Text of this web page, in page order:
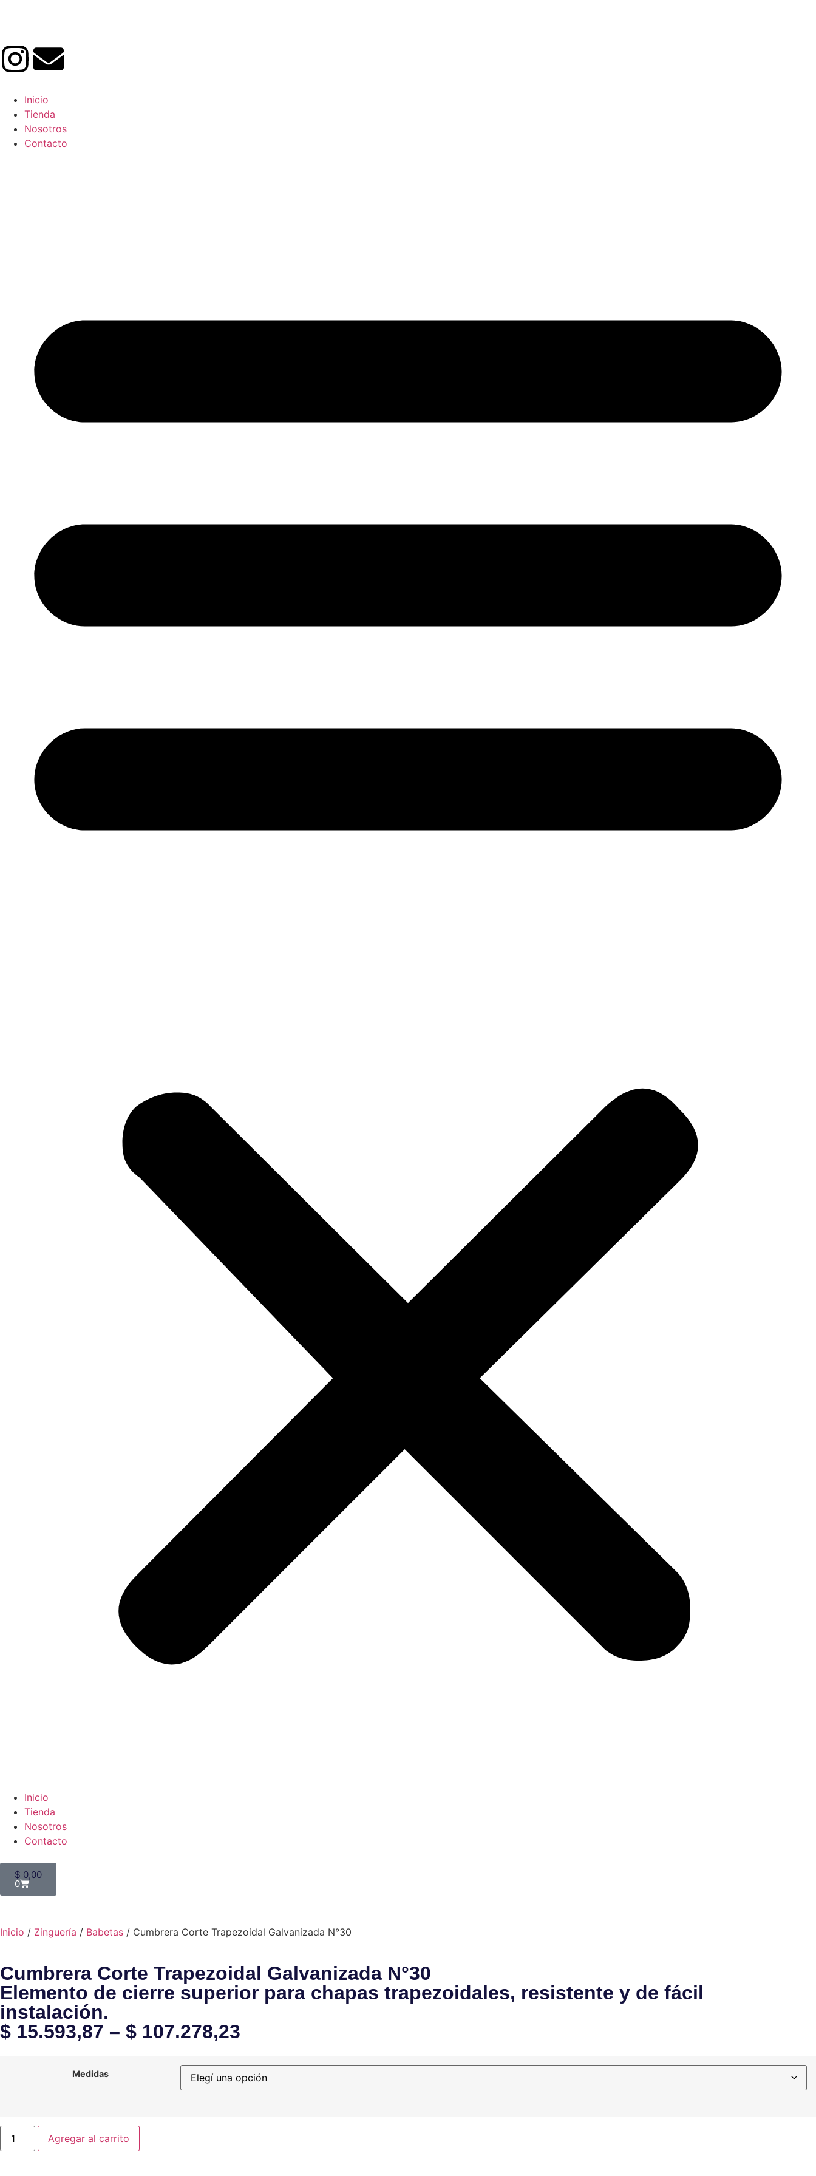
Inicio
Tienda
Nosotros
Contacto
Inicio
Tienda
Nosotros
Contacto
$ 0,00
0
Inicio / Zinguería / Babetas / Cumbrera Corte Trapezoidal Galvanizada N°30
Cumbrera Corte Trapezoidal Galvanizada N°30
Elemento de cierre superior para chapas trapezoidales, resistente y de fácil
instalación.
$ 15.593,87 – $ 107.278,23
Medidas
Agregar al carrito